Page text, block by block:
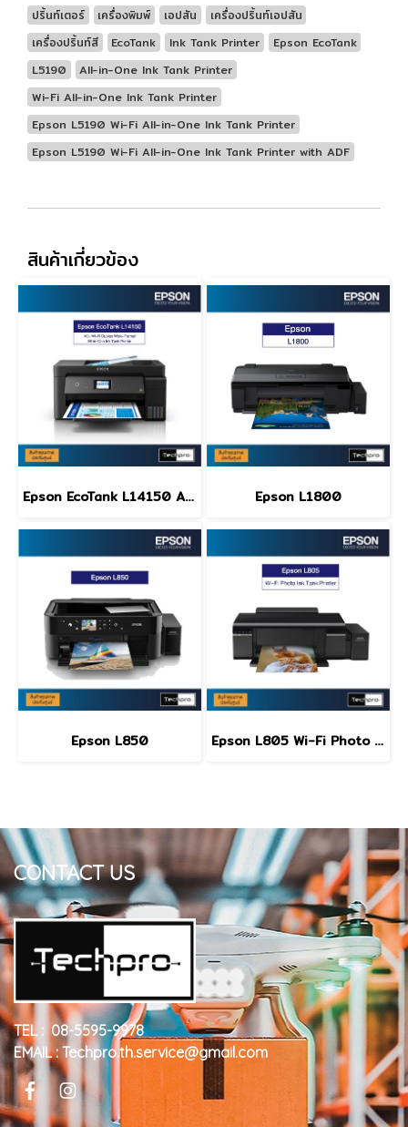
​ปริ้นท์เตอร์
เครื่องพิมพ์ เอปสัน
​เครื่องปริ้นท์เอปสัน
เครื่องปริ้นท์สี
EcoTank Ink Tank Printer
Epson EcoTank
L5190
All-in-One Ink Tank Printer
Wi-Fi All-in-One Ink Tank Printer
Epson L5190 Wi-Fi All-in-One Ink Tank Printer
Epson L5190 Wi-Fi All-in-One Ink Tank Printer with ADF
สินค้าเกี่ยวข้อง
Epson EcoTank L14150 A3+ Wi-Fi Duplex Wide-Format All-in-One Ink Tank Printer Epson L1800
Epson L850 Epson L805 Wi-Fi Photo Ink Tank Printer
CONTACT US
TEL : 08-5595-9978
EMAIL : Techpro.th.service@gmail.com